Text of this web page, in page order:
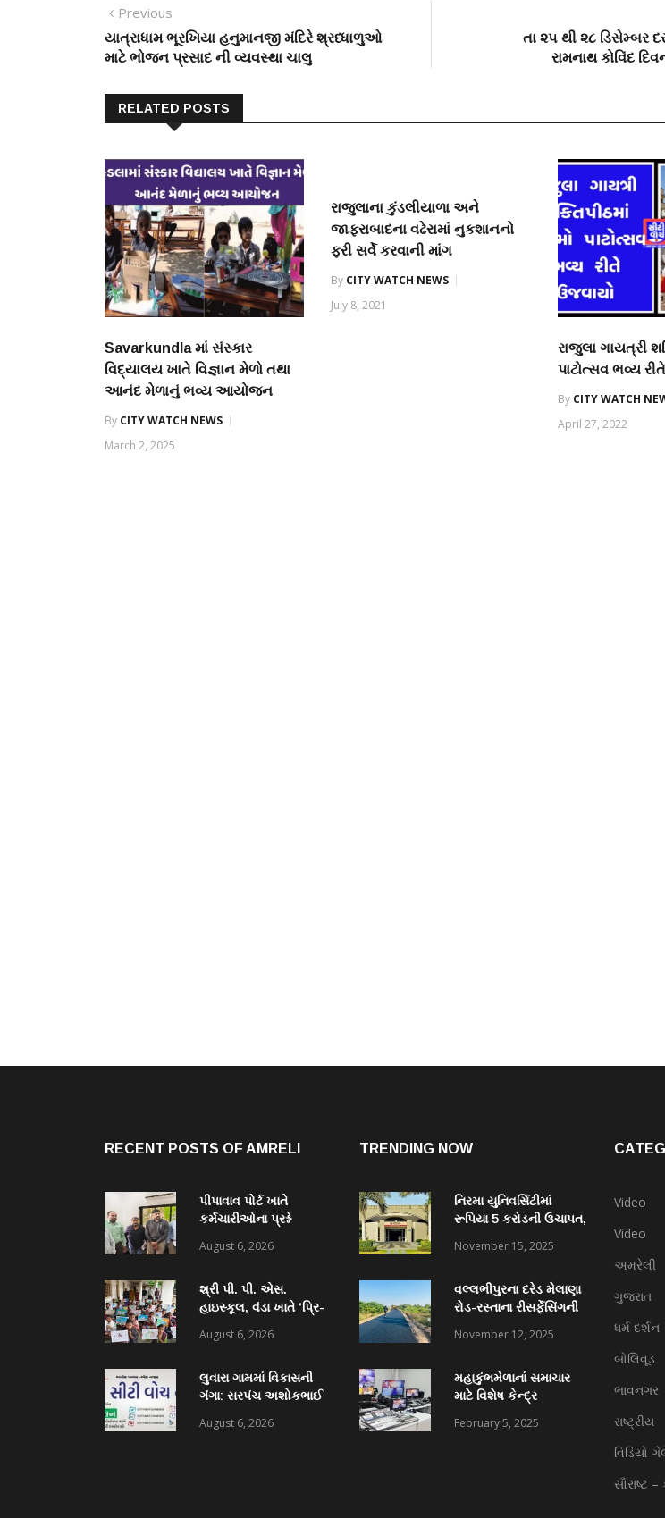
Post
navigation
Previous
post:
યાત્રાધામ ભૂરખિયા હનુમાનજી મંદિરે શ્રધ્ધાળુઓ
માટે ભોજન પ્રસાદ ની વ્યવસ્થા ચાલુ
તા ૨૫ થી ૨૮ ડિસેમ્બર
રામનાથ કોવિંદ
RELATED POSTS
Savarkundla માં સંસ્કાર
વિદ્યાલય ખાતે વિજ્ઞાન મેળો તથા
આનંદ મેળાનું ભવ્ય આયોજન
By CITY WATCH NEWS
March 2, 2025
રાજુલાના કુંડલીયાળા અને
જાફરાબાદના વઢેરામાં નુકશાનનો
ફરી સર્વે કરવાની માંગ
By CITY WATCH NEWS
July 8, 2021
રાજુલા ગાયત્રી
પાટોત્સવ ભવ્ય
By CITY WATCH
April 27, 2022
RECENT POSTS OF AMRELI
પીપાવાવ પોર્ટ ખાતે
કર્મચારીઓના પ્રશ્ને
મુલાકાત, સ્થાનિક
સાથે ચર્ચા
August 6, 2026
શ્રી પી. પી. એસ.
હાઇસ્કૂલ, વંડા ખાતે ‘પ્રિ-
ભવ્ય ચિત્ર સ્પર્ધા યોજાઈ:
રંગોથી રાષ્ટ્રપ્રેમ કંડાર્યો
August 6, 2026
લુવારા ગામમાં વિકાસની
ગંગા: સરપંચ અશોકભાઈ
₹18.50 લાખની ગ્રાન્ટ
August 6, 2026
TRENDING NOW
નિરમા યુનિવર્સિટીમાં
રૂપિયા 5 કરોડની ઉચાપત,
ફરિયાદ
November 15, 2025
વલ્લભીપુરના દરેડ મેલાણા
રોડ-રસ્તાના રીસર્ફેસિંગની
November 12, 2025
મહાકુંભમેળાનાં સમાચાર
માટે વિશેષ કેન્દ્ર
February 5, 2025
Video
Video
અમરેલી
ગુજરાત
ધર્મ દર્શન
બોલિવૂડ
ભાવનગર
રાષ્ટ્રીય
વિડિયો
સૌરાષ્ટ